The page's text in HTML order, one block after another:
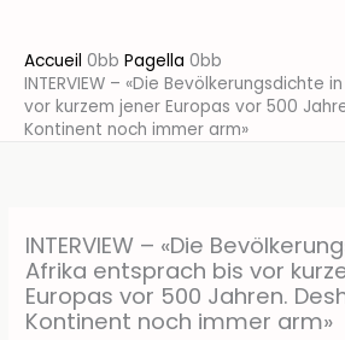
contenu
Accueil
Pagella
INTERVIEW – «Die Bevölkerungsdichte
vor kurzem jener Europas vor 500
Kontinent noch immer arm»
INTERVIEW – «Die
Afrika entsprach bis vor
Europas vor 500 Jahren.
Kontinent noch immer arm»